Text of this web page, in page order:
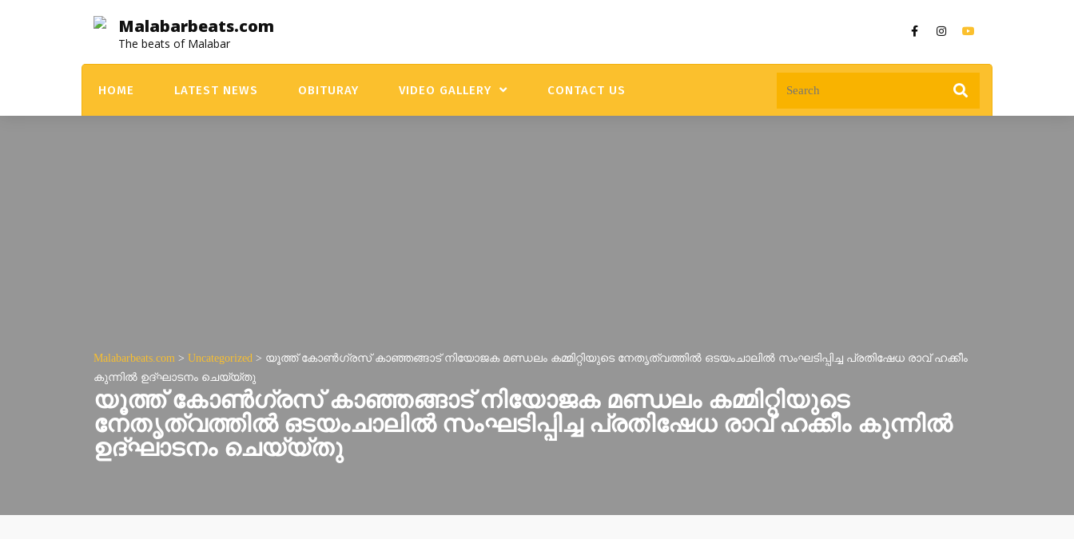
Malabarbeats.com
The beats of Malabar
HOME LATEST NEWS OBITURAY VIDEO GALLERY CONTACT US
Malabarbeats.com > Uncategorized > യൂത്ത് കോണ്‍ഗ്രസ് കാഞ്ഞങ്ങാട് നിയോജക മണ്ഡലം കമ്മിറ്റിയുടെ നേതൃത്വത്തില്‍ ഒടയംചാലില്‍ സംഘടിപ്പിച്ച പ്രതിഷേധ രാവ് ഹക്കീം
കുന്നില്‍ ഉദ്ഘാടനം ചെയ്യ്തു
യൂത്ത് കോണ്‍ഗ്രസ് കാഞ്ഞങ്ങാട് നിയോജക മണ്ഡലം കമ്മിറ്റിയുടെ
നേതൃത്വത്തില്‍ ഒടയംചാലില്‍ സംഘടിപ്പിച്ച പ്രതിഷേധ രാവ് ഹക്കീം കുന്നില്‍
ഉദ്ഘാടനം ചെയ്യ്തു